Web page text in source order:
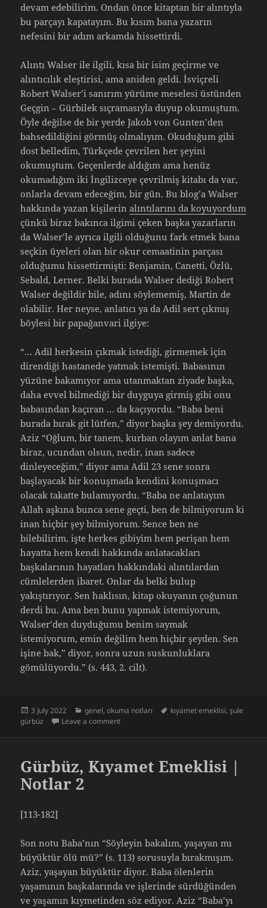
devam edebilirim. Ondan önce kitaptan bir alıntıyla
bu parçayı kapatayım. Bu kısım bana yazarın
nefesini bir adım arkamda hissettirdi.
Alıntı Walser ile ilgili, kısa bir isim geçirme ve
alıntıcılık eleştirisi, ama aniden geldi. İsviçreli
Robert Walser’i sanırım yürüme meselesi üstünden
Geçgin – Gürbilek sıçramasıyla duyup okumuştum.
Öyle değilse de bir yerde Jakob von Gunten’den
bahsedildiğini görmüş olmalıyım. Okuduğum gibi
dost belledim, Türkçede çevrilen her şeyini
okumuştum. Geçenlerde aldığım ama henüz
okumadığım iki İngilizceye çevrilmiş kitabı da var,
onlarla devam edeceğim, bir gün. Bu blog’a Walser
hakkında yazan kişilerinalıntılarını da koyuyordum
çünkü biraz bakınca ilgimi çeken başka yazarların
da Walser’le ayrıca ilgili olduğunu fark etmek bana
seçkin üyeleri olan bir okur cemaatinin parçası
olduğumu hissettirmişti: Benjamin, Canetti, Özlü,
Sebald, Lerner. Belki burada Walser dediği Robert
Walser değildir bile, adını söylememiş, Martin de
olabilir. Her neyse, anlatıcı ya da Adil sert çıkmış
böylesi bir papağanvari ilgiye:
“… Adil herkesin çıkmak istediği, girmemek için
direndiği hastanede yatmak istemişti. Babasının
yüzüne bakamıyor ama utanmaktan ziyade başka,
daha evvel bilmediği bir duyguya girmiş gibi onu
babasından kaçıran … da kaçıyordu. “Baba beni
burada bırak git lütfen,” diyor başka şey demiyordu.
Aziz “Oğlum, bir tanem, kurban olayım anlat bana
biraz, ucundan olsun, nedir, inan sadece
dinleyeceğim,” diyor ama Adil 23 sene sonra
başlayacak bir konuşmada kendini konuşmacı
olacak takatte bulamıyordu. “Baba ne anlatayım
Allah aşkına bunca sene geçti, ben de bilmiyorum ki
inan hiçbir şey bilmiyorum. Sence ben ne
bilebilirim, işte herkes gibiyim hem perişan hem
hayatta hem kendi hakkında anlatacakları
başkalarının hayatları hakkındaki alıntılardan
cümlelerden ibaret. Onlar da belki bulup
yakıştırıyor. Sen haklısın, kitap okuyanın çoğunun
derdi bu. Ama ben bunu yapmak istemiyorum,
Walser’den duyduğumu benim saymak
istemiyorum, emin değilim hem hiçbir şeyden. Sen
işine bak,” diyor, sonra uzun suskunluklara
gömülüyordu.” (s. 443, 2. cilt).
Posted
on
3 July 2022 Categories
genel,okuma notları Tags
kıyamet emeklisi,şule
gürbüz
Leave a commenton Gürbüz, Kıyamet Emeklisi | Notlar 4
Gürbüz, Kıyamet Emeklisi |
Notlar 2
[113-182]
Son notu Baba’nın “Söyleyin bakalım, yaşayan mı
büyüktür ölü mü?” (s. 113) sorusuyla bırakmışım.
Aziz, yaşayan büyüktür diyor. Baba ölenlerin
yaşamının başkalarında ve işlerinde sürdüğünden
ve yaşamın kıymetinden söz ediyor. Aziz “Baba’yı